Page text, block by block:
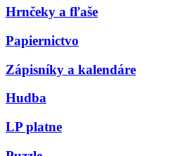
Hrnčeky a fľaše
Papiernictvo
Zápisníky a kalendáre
Hudba
LP platne